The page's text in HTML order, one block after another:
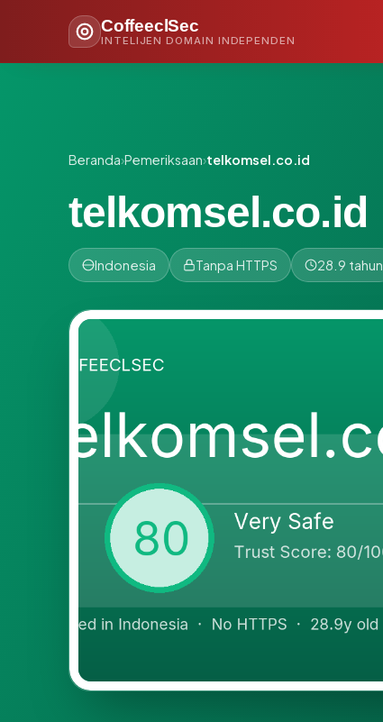
CoffeeclSec
INTELIJEN DOMAIN INDEPENDEN
Beranda›Pemeriksaan›telkomsel.co.id
telkomsel.co.id
Indonesia Tanpa HTTPS 28.9 tahun